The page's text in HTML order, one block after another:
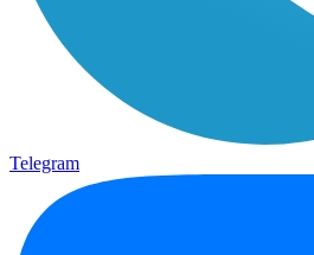
Telegram